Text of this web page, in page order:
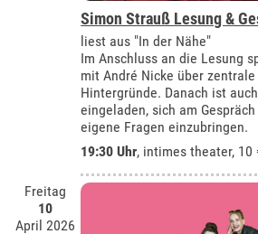
Simon Strauß Lesung &
liest aus "In der Nähe"
Im Anschluss an die Lesung
mit André Nicke über zentrale
Hintergründe. Danach ist
eingeladen, sich am
eigene Fragen einzubringen.
19:30 Uhr, intimes theater, 10
Freitag
10
April 2026